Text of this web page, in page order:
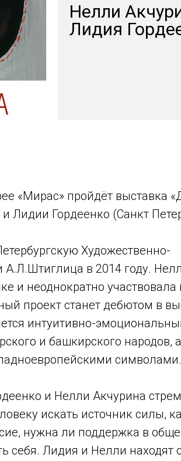
Нелли
Лидия
«Мирас» пройдёт выставка
Лидии Гордеенко (Санкт
Художественно-
в 2014 году.
и неоднократно участвовала
проект станет дебютом в
интуитивно-
и башкирского народов,
символами.
и Нелли Акчурина
искать источник силы,
нужна ли поддержка в
себя. Лидия и Нелли находят